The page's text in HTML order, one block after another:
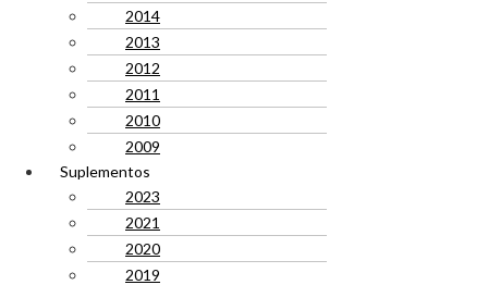
2014
2013
2012
2011
2010
2009
Suplementos
2023
2021
2020
2019